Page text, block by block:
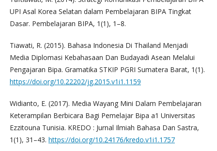
UPI Asal Korea Selatan dalam Pembelajaran BIPA Tingkat
Dasar. Pembelajaran BIPA, 1(1), 1–8.
Tiawati, R. (2015). Bahasa Indonesia Di Thailand Menjadi
Media Diplomasi Kebahasaan Dan Budayadi Asean Melalui
Pengajaran Bipa. Gramatika STKIP PGRI Sumatera Barat, 1(1).
https://doi.org/10.22202/jg.2015.v1i1.1159
Widianto, E. (2017). Media Wayang Mini Dalam Pembelajaran
Keterampilan Berbicara Bagi Pemelajar Bipa a1 Universitas
Ezzitouna Tunisia. KREDO : Jurnal Ilmiah Bahasa Dan Sastra,
1(1), 31–43. https://doi.org/10.24176/kredo.v1i1.1757